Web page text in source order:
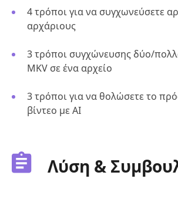
4 τρόποι για να συγχωνεύσετε
αρχάριους
3 τρόποι συγχώνευσης δύο/
MKV σε ένα αρχείο
3 τρόποι για να θολώσετε το
βίντεο με AI
Λύση &